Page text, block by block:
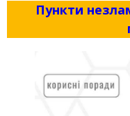
Пункти